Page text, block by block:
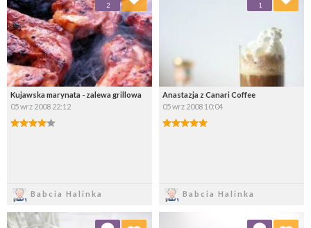
Kujawska marynata - zalewa grillowa
05 wrz 2008 22:12
Babcia Halinka
2
Wybierz listę:
Anastazja z Canari Coffee
05 wrz 2008 10:04
Babcia Halinka
1
Wybierz listę:
Dodaj do ulubionych Dodaj do ulubionych